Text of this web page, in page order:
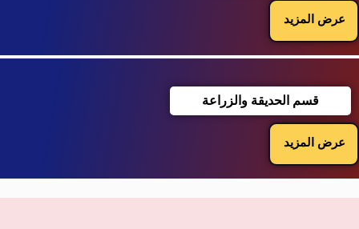
عرض المزيد
قسم الحديقة والزراعة
عرض المزيد